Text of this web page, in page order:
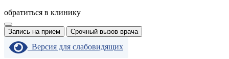
обратиться в клинику
Запись на прием Срочный вызов врача
Версия для слабовидящих